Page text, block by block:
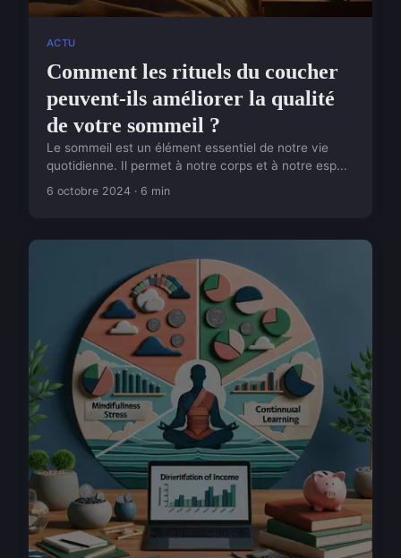
ACTU
Comment les rituels du coucher
peuvent-ils améliorer la qualité
de votre sommeil ?
Le sommeil est un élément essentiel de notre vie
quotidienne. Il permet à notre corps et à notre esp...
6 octobre 2024 · 6 min